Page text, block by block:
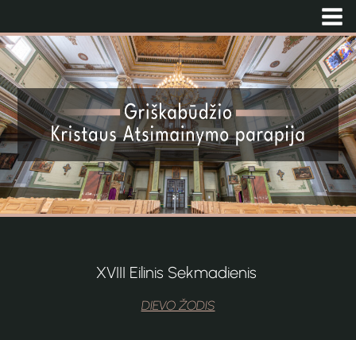
XVIII Eilinis Sekmadienis
DIEVO ŽODIS